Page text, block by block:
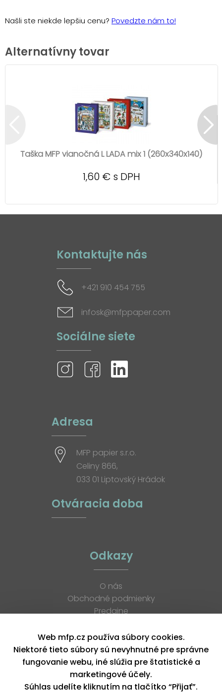
Našli ste niekde lepšiu cenu? Povedzte nám to!
Alternatívny tovar
Taška MFP vianočná L LADA mix 1 (260x340x140)
1,60 € s DPH
Kontaktujte nás
+421 910 454 755
infosk@mfppaper.com
Sociálne siete
Adresa
MFP papier s.r.o.
Celiny 866,
033 01 Liptovský Hrádok
Otváracia doba
Odkazy
O nás
Obchodné podmienky
Predajne
K stiahnutiu
Blog
Kontakt
Kariéra
XML feed
Web mfp.cz používa súbory cookies.
Niektoré tieto súbory sú nevyhnutné pre správne
fungovanie webu, iné slúžia pre štatistické a
marketingové účely.
Súhlas udelíte kliknutím na tlačítko “Přijať”.